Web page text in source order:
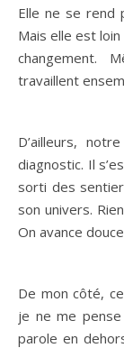
Elle ne se rend
Mais elle est
changement.
travaillent
D’ailleurs,
diagnostic. Il
sorti des
son univers.
On avance
De mon côté,
je ne me pense
parole en